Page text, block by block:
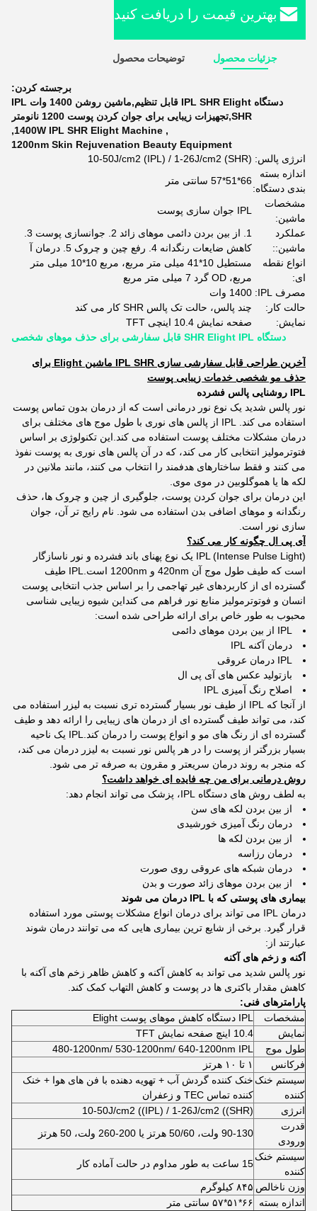
بهترین قیمت را دریافت کنید
جزئیات محصول توضیحات محصول
برجسته کردن:
دستگاه IPL SHR Elight قابل تنظیم,ماشين روشن 1400 وات IPL
SHR,تجهیزات زیبایی برای جوان کردن پوست 1200 نانومتر
,
1400W IPL SHR Elight Machine
,
1200nm Skin Rejuvenation Beauty Equipment
انرژی پالس: 10-50J/cm2 (IPL) / 1-26J/cm2 (SHR)
اندازه بسته
بندی دستگاه:
66*51*57 سانتی متر
مشخصات
ماشین:
IPL جوان سازی پوست
عملکرد
ماشین::
کاهش ضایعات رنگدانه 4. رفع چین و چروک 5. درمان آ
انواع نقطه
ای:
مستطیل 10*41 میلی متر مربع، مربع 10*10 میلی متر
مربع، OD گرد 7 میلی متر مربع
مصرف IPL:
1400 وات
حالت کار:
چند پالس، حالت تک پالس SHR کار می کند
نمايش:
صفحه نمایش 10.4 اینچی TFT
دستگاه SHR Elight IPL قابل سفارشی برای حذف موهای شخصی
آخرین طراحی قابل سفارشی سازی IPL SHR ماشین Elight برای
حذف مو شخصی خدمات زیبایی پوست
IPL روشنایی پالس فشرده
نور پالس شدید یک نوع نور درمانی است که از درمان بدون تماس پوست
استفاده می کند. IPL از پالس های نوری با طول موج های مختلف برای
درمان مشکلات مختلف پوست استفاده می کند.این تکنولوژی بر اساس
فتوترمولیز انتخابی کار می کند، که در آن پالس های نوری به پوست نفوذ
می کنند و فقط ساختارهای هدفمند را انتخاب می کنند، مانند ملانین در
لکه ها یا هموگلوبین در موی موی.
این درمان برای جوان کردن پوست، جلوگیری از چین و چروک ها، حذف
رنگدانه و موهای اضافی بدن استفاده می شود. نام رایج تر آن، جوان
سازی نور است.
آی پی ال چگونه کار می کند؟
IPL (Intense Pulse Light) یک نوع پهنای باند فشرده و نور ناسازگار
است که طیف طول موج آن 420nm و 1200nm است.IPL طیف
گسترده ای از کاربردهای غیر تهاجمی را بر اساس جذب انتخابی پوست
انسان و فوتوترمولیز منابع نور فراهم می کنداین شیوه زیبایی شناسی
محبوب به طور خاص برای ارائه طراحی شده است:
IPL از بین بردن موهای دائمی
درمان آکنه IPL
IPL درمان عروقی
بازتولید عکس های آی پی ال
اصلاح رنگ آمیزی IPL
از آنجا که IPL از طیف نور بسیار گسترده تری نسبت به لیزر استفاده می
کند، می تواند طیف گسترده ای از درمان های زیبایی را ارائه دهد و طیف
گسترده ای از رنگ های مو و انواع پوست را درمان کند.IPL یک ناحیه
بسیار بزرگتر از پوست را در هر پالس نور نسبت به لیزر درمان می کند،
که منجر به روند درمان سریعتر و مقرون به صرفه تر می شود.
روش درمانی برای من چه فایده ای خواهد داشت؟
به لطف روش های دستگاه IPL، پزشک می تواند انجام دهد:
از بین بردن لکه های سن
درمان رنگ آمیزی خورشیدی
از بین بردن لکه ها
درمان رزاسه
درمان شبکه های عروقی روی صورت
از بین بردن موهای زائد صورت و بدن
بیماری های پوستی که با IPL درمان می شوند
درمان IPL می تواند برای درمان انواع مشکلات پوستی مورد استفاده
قرار گیرد. برخی از شایع ترین بیماری هایی که می توانند درمان شوند
عبارتند از:
آکنه و زخم های آکنه
نور پالس شدید می تواند به کاهش آکنه و کاهش ظاهر زخم های آکنه با
کاهش مقدار باکتری ها در پوست و کاهش التهاب کمک کند.
پارامترهای فنی:
مشخصات
IPL دستگاه کاهش موهای پوست Elight
نمايش
10.4 اینچ صفحه نمایش TFT
طول موج
480-1200nm/ 530-1200nm/ 640-1200nm IPL
فرکانس
۱ تا ۱۰ هرتز
سیستم خنک
کننده
خنک کننده گردش آب + تهویه دهنده با فن های هوا + خنک
کننده تماس TEC و زعفران
انرژی
10-50J/cm2 ((IPL) / 1-26J/cm2 ((SHR)
قدرت
ورودی
90-130 ولت، 50/60 هرتز یا 200-260 ولت، 50 هرتز
سیستم خنک
کننده
15 ساعت به طور مداوم در حالت آماده کار
وزن ناخالص ۸۴۵ کیلوگرم
اندازه بسته
۶۶*۵۱*۵۷ سانتی متر